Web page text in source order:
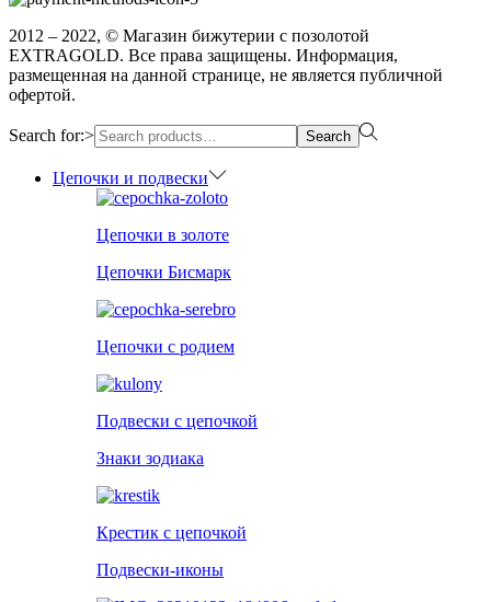
2012 – 2022, © Магазин бижутерии с позолотой
EXTRAGOLD. Все права защищены. Информация,
размещенная на данной странице, не является публичной
офертой.
Search for:> Search
Цепочки и подвески
Цепочки в золоте
Цепочки Бисмарк
Цепочки с родием
Подвески с цепочкой
Знаки зодиака
Крестик с цепочкой
Подвески-иконы